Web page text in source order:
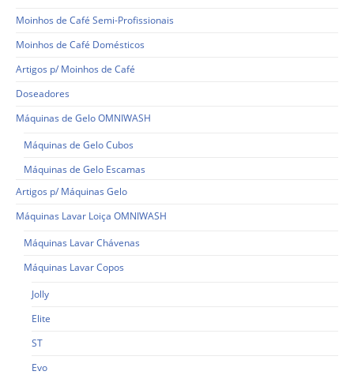
Moinhos de Café Semi-Profissionais
Moinhos de Café Domésticos
Artigos p/ Moinhos de Café
Doseadores
Máquinas de Gelo OMNIWASH
Máquinas de Gelo Cubos
Máquinas de Gelo Escamas
Artigos p/ Máquinas Gelo
Máquinas Lavar Loiça OMNIWASH
Máquinas Lavar Chávenas
Máquinas Lavar Copos
Jolly
Elite
ST
Evo